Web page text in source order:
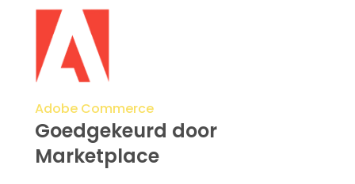
Adobe Commerce
Goedgekeurd door
Marketplace